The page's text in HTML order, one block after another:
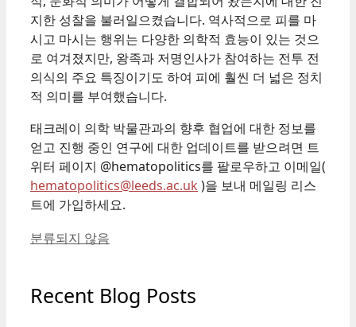
지한 성찰을 불러일으켰습니다. 역사적으로 피를 마
시고 마시는 행위는 다양한 의학적 효능이 있는 것으
로 여겨졌지만, 왕족과 저명인사가 참여하는 전투 전
의식의 주요 특징이기도 하여 피에 훨씬 더 넓은 정치
적 의미를 부여했습니다.
태크레이 의학 박물관과의 향후 협업에 대한 정보를
얻고 진행 중인 연구에 대한 업데이트를 받으려면 트
위터 페이지 @hematopolitics를 팔로우하고 이메일(
hematopolitics@leeds.ac.uk )을 보내 메일링 리스
트에 가입하세요.
Categories
분류되지 않음
Recent Blog Posts